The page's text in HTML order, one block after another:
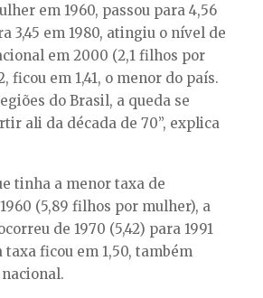
em 1960, passou para 4,56
3,45 em 1980, atingiu o nível de
em 2000 (2,1 filhos por
ficou em 1,41, o menor do país.
do Brasil, a queda se
ali da década de 70”, explica
tinha a menor taxa de
(5,89 filhos por mulher), a
de 1970 (5,42) para 1991
taxa ficou em 1,50, também